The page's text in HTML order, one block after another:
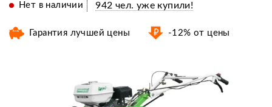
Нет в наличии 942 чел. уже купили!
Гарантия лучшей цены -12% от цены